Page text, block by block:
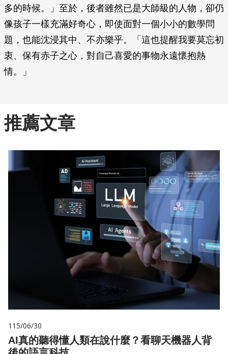
多的時候。」至於，後者雖然已是大師級的人物，卻仍
像孩子一樣充滿好奇心，即使面對一個小小的數學問
題，也能沈浸其中、不亦樂乎。「這也提醒我要莫忘初
衷、保有赤子之心，對自己喜愛的事物永遠懷抱熱
情。」
推薦文章
115/06/30
AI真的聽得懂人類在說什麼？看聊天機器人背